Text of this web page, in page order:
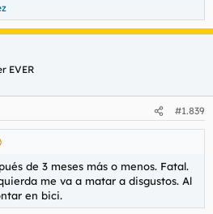
EVER
#1.839
de 3 meses más o menos. Fatal.
me va a matar a disgustos. Al
en bici.